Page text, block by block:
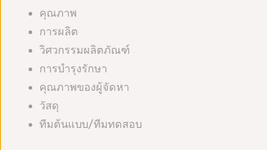
คุณภาพ
การผลิต
วิศวกรรมผลิตภัณฑ์
การบำรุงรักษา
คุณภาพของผู้จัดหา
วัสดุ
ทีมต้นแบบ/ทีมทดสอบ